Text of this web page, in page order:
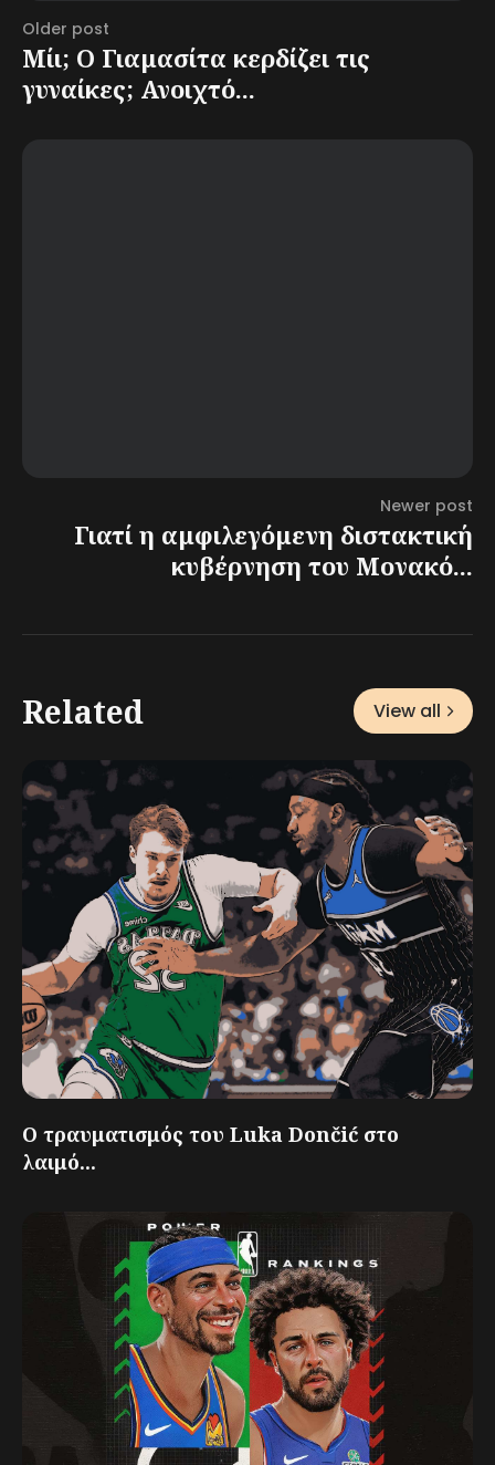
Older post
Μίι; Ο Γιαμασίτα κερδίζει τις
γυναίκες; Ανοιχτό...
Newer post
Γιατί η αμφιλεγόμενη διστακτική
κυβέρνηση του Μονακό...
Related View all
Ο τραυματισμός του Luka Dončić στο
λαιμό...